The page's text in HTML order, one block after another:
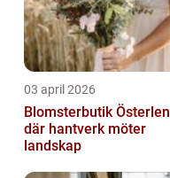
03 april 2026
Blomsterbutik Österlen
där hantverk möter
landskap